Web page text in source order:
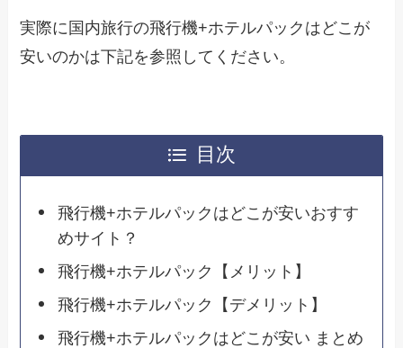
実際に国内旅行の飛行機+ホテルパックはどこが
安いのかは下記を参照してください。
目次
飛行機+ホテルパックはどこが安いおすす
めサイト？
飛行機+ホテルパック【メリット】
飛行機+ホテルパック【デメリット】
飛行機+ホテルパックはどこが安い まとめ